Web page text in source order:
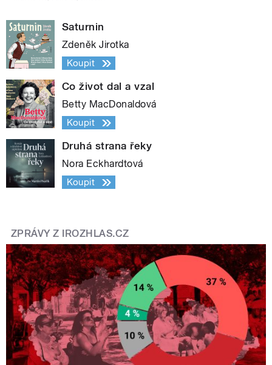
Saturnin
Zdeněk Jirotka
Koupit
Co život dal a vzal
Betty MacDonaldová
Koupit
Druhá strana řeky
Nora Eckhardtová
Koupit
ZPRÁVY Z IROZHLAS.CZ